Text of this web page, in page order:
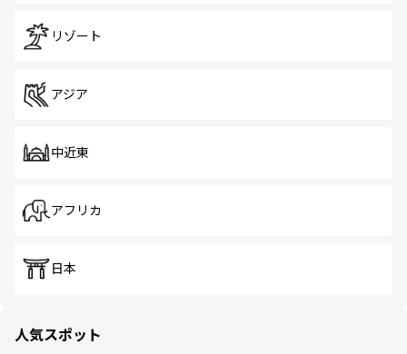
リゾート
アジア
中近東
アフリカ
日本
人気スポット